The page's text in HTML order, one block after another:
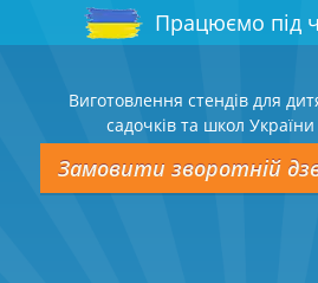
Працюємо під
Виготовлення стендів для
садочків та школ України
Замовити зворотній